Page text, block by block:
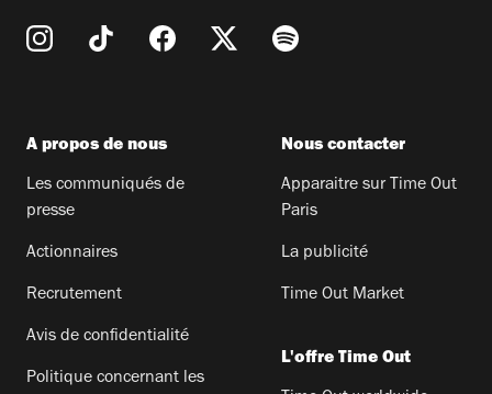
A propos de nous
Les communiqués de
presse
Actionnaires
Recrutement
Avis de confidentialité
Politique concernant les
Nous contacter
Apparaitre sur Time Out
Paris
La publicité
Time Out Market
L'offre Time Out